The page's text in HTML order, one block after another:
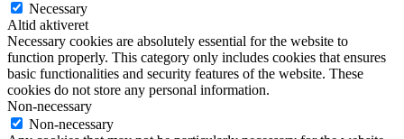
Necessary
Altid aktiveret
Necessary cookies are absolutely essential for the website to
function properly. This category only includes cookies that ensures
basic functionalities and security features of the website. These
cookies do not store any personal information.
Non-necessary
Non-necessary